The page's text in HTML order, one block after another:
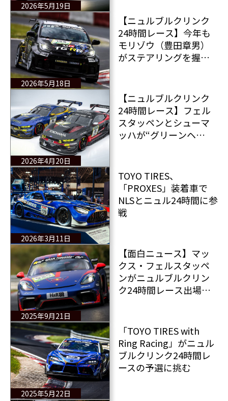
2026年5月19日
2026年5月18日
【ニュルブルクリンク
24時間レース】今年も
モリゾウ（豊田章男）
がステアリングを握っ
レースに参戦！
2026年4月20日
【ニュルブルクリンク
24時間レース】フェル
スタッペンとシューマ
ッハが“グリーンヘ
2026年3月11日
TOYO TIRES、
「PROXES」装着車で
NLSとニュル24時間に参
戦
2025年9月21日
【面白ニュース】マッ
クス・フェルスタッペ
ンがニュルブルクリン
ク24時間レース出場の
2025年5月22日
「TOYO TIRES with
Ring Racing」がニュル
ブルクリンク24時間レ
ースの予選に挑む